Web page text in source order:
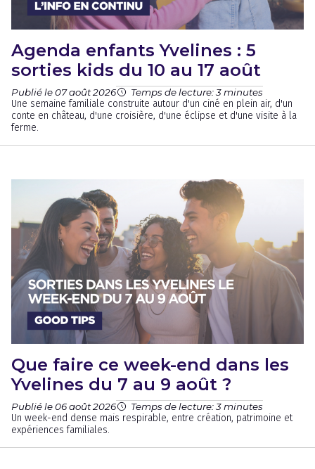
Agenda enfants Yvelines : 5
sorties kids du 10 au 17 août
Publié le 07 août 2026 Temps de lecture: 3 minutes
Une semaine familiale construite autour d'un ciné en plein air, d'un
conte en château, d'une croisière, d'une éclipse et d'une visite à la
ferme.
Que faire ce week-end dans les
Yvelines du 7 au 9 août ?
Publié le 06 août 2026 Temps de lecture: 3 minutes
Un week-end dense mais respirable, entre création, patrimoine et
expériences familiales.